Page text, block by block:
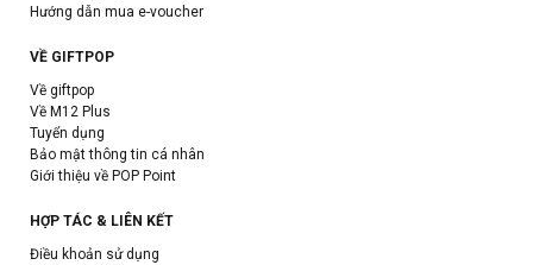
Hướng dẫn mua e-voucher
VỀ GIFTPOP
Về giftpop
Về M12 Plus
Tuyển dụng
Bảo mật thông tin cá nhân
Giới thiệu về POP Point
HỢP TÁC & LIÊN KẾT
Điều khoản sử dụng